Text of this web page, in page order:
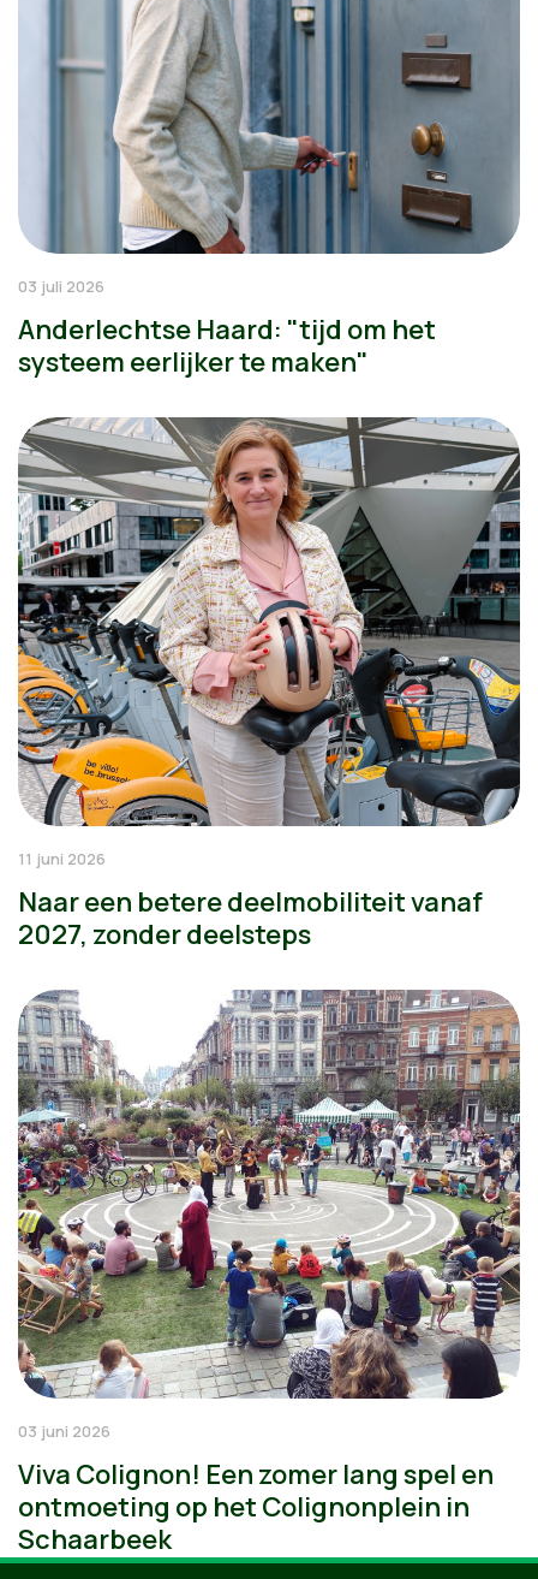
03 juli 2026
Anderlechtse Haard: "tijd om het
systeem eerlijker te maken"
11 juni 2026
Naar een betere deelmobiliteit vanaf
2027, zonder deelsteps
03 juni 2026
Viva Colignon! Een zomer lang spel en
ontmoeting op het Colignonplein in
Schaarbeek